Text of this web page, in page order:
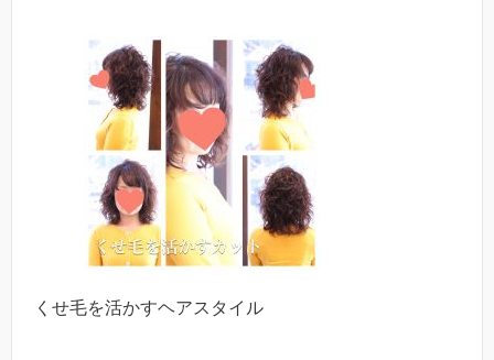
くせ毛を活かすヘアスタイル